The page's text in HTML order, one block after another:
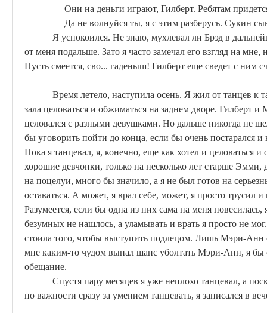
— Они на деньги играют, Гилберт. Ребятам
— Да не волнуйся ты, я с этим разберусь.Сукин
Я успокоился. Не знаю,мухлевал лиБрэд в
от меня подальше. Зато я часто замечал его взгляд на
Пусть смеется, сво... гаденыш! Гилберт еще сведет с ним
Время летело, наступила осень. Я жил от танцев к
зала целоваться и обжиматься на заднем дворе. Гилберт
целовался с разными девушками. Но дальше никогда не
бы уговорить пойти до конца, если бы очень постарался
Пока я танцевал, я, конечно, еще как хотел и целоваться
хорошие девчонки, только на несколько лет старше Эмми,
на поцелуи, много бы значило, а я не был готов на
оставаться. А может, я врал себе, может, я просто трусил и
Разумеется, если бы одна из них сама на меня
безумных не нашлось, а уламывать и врать я просто не
стоила того, чтобы выступить подлецом. Лишь Мэри-Анн
мне каким-то чудом выпал шанс уболтать Мэри-Анн, я бы
обещание.
Спустя пару месяцев я уже неплохо танцевал, а
по важности сразу за умением танцевать, я записался в